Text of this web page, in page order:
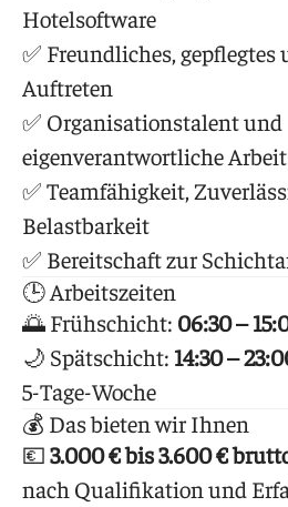
Hotelsoftware
✅ Freundliches, gepflegtes
Auftreten
✅ Organisationstalent und
eigenverantwortliche
✅ Teamfähigkeit,
Belastbarkeit
✅ Bereitschaft zur
🕒 Arbeitszeiten
🌅 Frühschicht: 06:30 –
🌙 Spätschicht: 14:30 –
5-Tage-Woche
💰 Das bieten wir Ihnen
💶3.000 € bis 3.600 €
nach Qualifikation und